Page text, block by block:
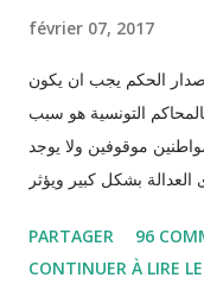
février 07, 2017
الحكم يجب ان يكون
التونسية هو سبب
هم مواطنين موقوفين ولا يوجد
بشكل كبير ويؤثر
اجتماعية واقتصادية
و يحس بالظلم و القهر
PARTAGER
96
CONTINUER À LIRE